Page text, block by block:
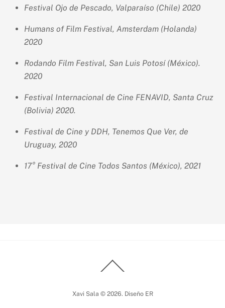
Festival Ojo de Pescado, Valparaíso (Chile) 2020
Humans of Film Festival, Amsterdam (Holanda)
2020
Rodando Film Festival, San Luis Potosí (México).
2020
Festival Internacional de Cine FENAVID, Santa Cruz
(Bolivia) 2020.
Festival de Cine y DDH, Tenemos Que Ver, de
Uruguay, 2020
17° Festival de Cine Todos Santos (México), 2021
To
Xavi Sala © 2026. Diseño ER